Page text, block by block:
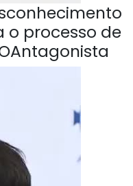
o processo de